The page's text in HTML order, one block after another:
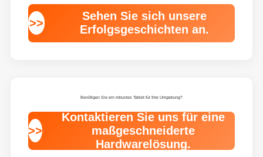
>>
Sehen Sie sich unsere
Erfolgsgeschichten an.
Benötigen Sie ein robustes Tablet für Ihre Umgebung?
>>
Kontaktieren Sie uns für eine
maßgeschneiderte
Hardwarelösung.